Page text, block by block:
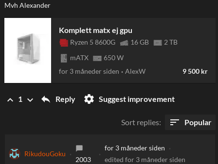
Mvh Alexander
Komplett matx ej gpu
Ryzen 5 8600G 16 GB
2 TB
mATX
650 W
for 3 måneder siden
AlexW 9 500 kr
keyboard_arrow_up 1 keyboard_arrow_down reply Reply settings Suggest improvement
Sort replies: sort Popular
RikudouGoku
chat_bubble
2003
for 3 måneder siden
edited for 3 måneder siden